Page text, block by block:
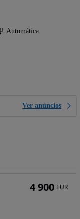
Automática
Ver anúncios
4 900 EUR